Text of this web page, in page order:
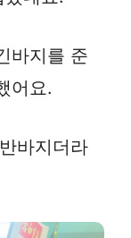
바지를 준
어요.
바지더라